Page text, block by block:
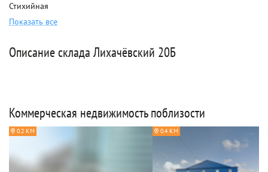
Стихийная
Показать все
Описание склада Лихачёвский 20Б
Коммерческая недвижимость поблизости
0.2 КМ 0.4 КМ